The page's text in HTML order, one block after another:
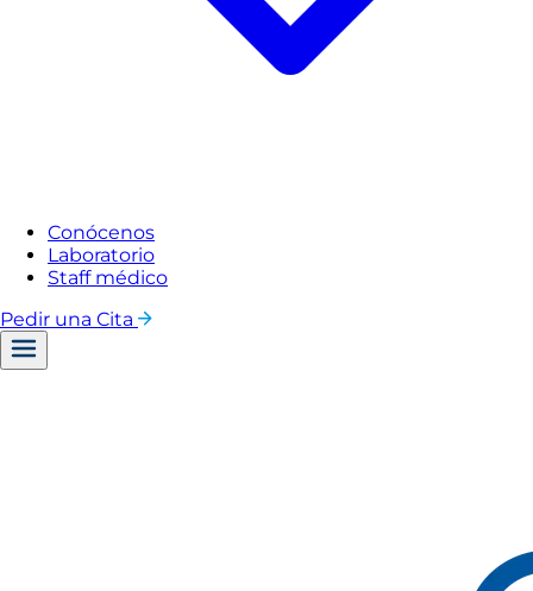
Conócenos
Laboratorio
Staff médico
Pedir una Cita